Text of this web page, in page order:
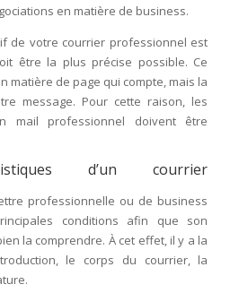
en matière de business.
de votre courrier professionnel est
être la plus précise possible. Ce
matière de page qui compte, mais la
message. Pour cette raison, les
mail professionnel doivent être
d’un courrier
professionnelle ou de business
conditions afin que son
la comprendre. À cet effet, il y a la
le corps du courrier, la